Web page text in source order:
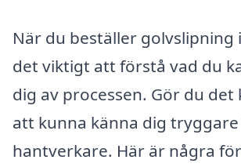
När du beställer golvslipning
det viktigt att förstå vad du
dig av processen. Gör du det
att kunna känna dig
hantverkare. Här är några